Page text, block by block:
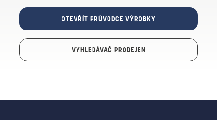
OTEVŘÍT PRŮVODCE VÝROBKY
VYHLEDÁVAČ PRODEJEN